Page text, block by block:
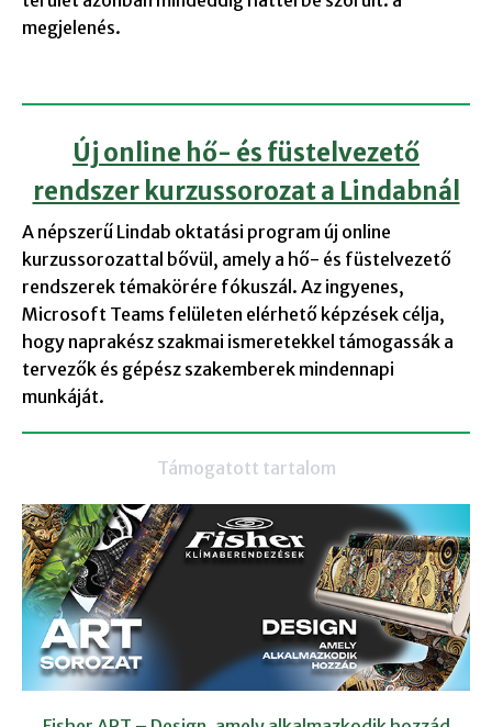
megjelenés.
Új online hő- és füstelvezető
rendszer kurzussorozat a Lindabnál
A népszerű Lindab oktatási program új online
kurzussorozattal bővül, amely a hő- és füstelvezető
rendszerek témakörére fókuszál. Az ingyenes,
Microsoft Teams felületen elérhető képzések célja,
hogy naprakész szakmai ismeretekkel támogassák a
tervezők és gépész szakemberek mindennapi
munkáját.
Támogatott tartalom